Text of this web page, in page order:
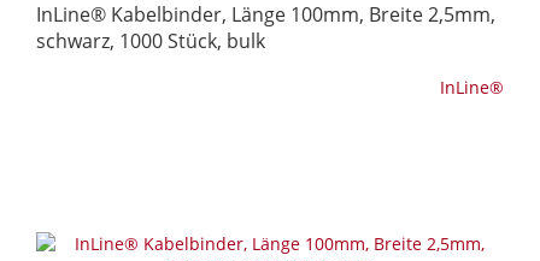
InLine® Kabelbinder, Länge 100mm, Breite 2,5mm,
schwarz, 1000 Stück, bulk
InLine®